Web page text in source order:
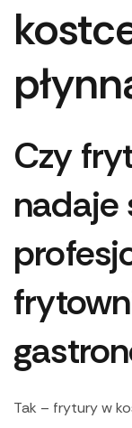
Czy
nadaje
Tak – frytury w